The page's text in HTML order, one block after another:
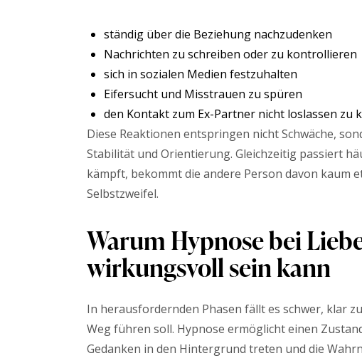
ständig über die Beziehung nachzudenken
Nachrichten zu schreiben oder zu kontrollieren
sich in sozialen Medien festzuhalten
Eifersucht und Misstrauen zu spüren
den Kontakt zum Ex-Partner nicht loslassen zu
Diese Reaktionen entspringen nicht Schwäche,
Stabilität und Orientierung. Gleichzeitig passiert
kämpft, bekommt die andere Person davon kaum
Selbstzweifel.
Warum Hypnose bei
wirkungsvoll sein kann
In herausfordernden Phasen fällt es schwer, klar
Weg führen soll. Hypnose ermöglicht einen
Gedanken in den Hintergrund treten und die